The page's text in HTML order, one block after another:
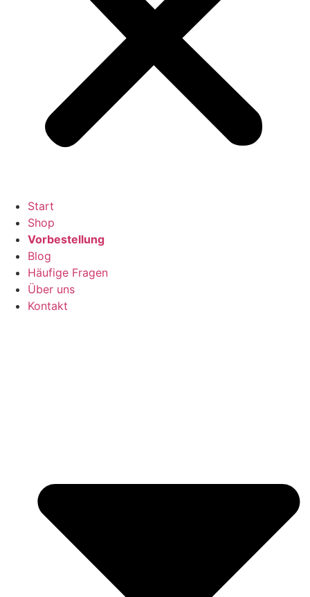
Start
Shop
Vorbestellung
Blog
Häufige Fragen
Über uns
Kontakt